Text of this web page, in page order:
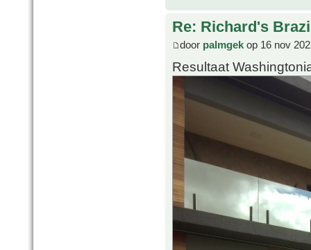
Re: Richard's
door palmgek op 16 nov
Resultaat